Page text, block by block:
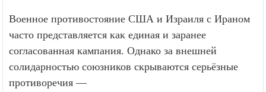
Военное противостояние США и Израиля с Ираном
часто представляется как единая и заранее
согласованная кампания. Однако за внешней
солидарностью союзников скрываются серьёзные
противоречия —